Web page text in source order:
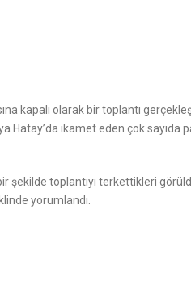
kapalı olarak bir toplantı
Hatay’da ikamet eden çok sayıda
şekilde toplantıyı terkettikleri
yorumlandı.